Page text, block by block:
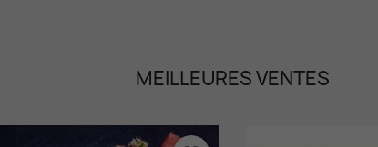
MEILLEURES VENTES